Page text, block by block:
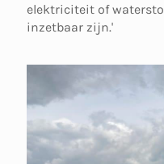
elektriciteit of
inzetbaar zijn.'